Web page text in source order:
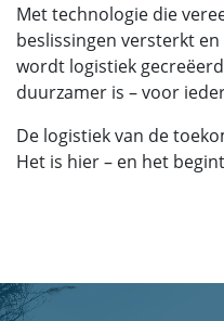
Met technologie die
beslissingen versterkt
wordt logistiek
duurzamer is – voor
De logistiek van de
Het is hier – en het